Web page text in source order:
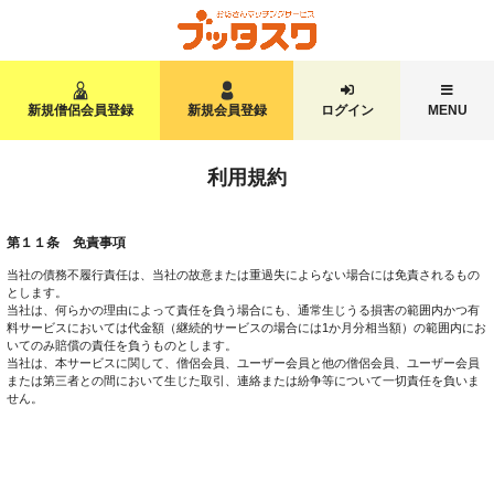
新規僧侶会員登録 新規会員登録 ログイン MENU
利用規約
第１１条 免責事項
当社の債務不履行責任は、当社の故意または重過失によらない場合には免責されるもの
とします。
当社は、何らかの理由によって責任を負う場合にも、通常生じうる損害の範囲内かつ有
料サービスにおいては代金額（継続的サービスの場合には1か月分相当額）の範囲内にお
いてのみ賠償の責任を負うものとします。
当社は、本サービスに関して、僧侶会員、ユーザー会員と他の僧侶会員、ユーザー会員
または第三者との間において生じた取引、連絡または紛争等について一切責任を負いま
せん。